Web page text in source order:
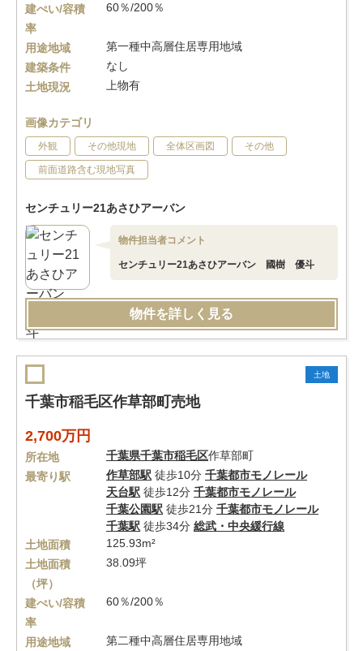
建ぺい/容積
率
60％/200％
用途地域
第一種中高層住居専用地域
建築条件
なし
土地現況
上物有
画像カテゴリ
外観 その他現地 全体区画図 その他
前面道路含む現地写真
センチュリー21あさひアーバン
物件担当者コメント
センチュリー21あさひアーバン 國樹 優斗
物件を詳しく見る
土地
千葉市稲毛区作草部町売地
2,700万円
所在地 千葉県千葉市稲毛区作草部町
最寄り駅
作草部駅 徒歩10分 千葉都市モノレール
天台駅 徒歩12分 千葉都市モノレール
千葉公園駅 徒歩21分 千葉都市モノレール
千葉駅 徒歩34分 総武・中央緩行線
土地面積
125.93m²
土地面積
（坪）
38.09坪
建ぺい/容積
率
60％/200％
用途地域
第二種中高層住居専用地域